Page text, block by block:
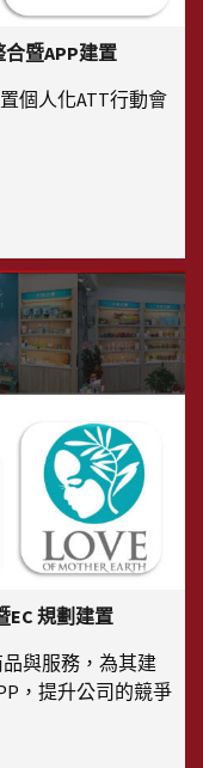
合暨APP建置
個人化ATT行動會
EC 規劃建置
與服務，為其建
，提升公司的競爭